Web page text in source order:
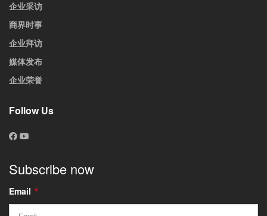
企业采访
商界时事
企业拜访
媒体发布
企业荣誉
Follow Us
Subscribe now
Email *